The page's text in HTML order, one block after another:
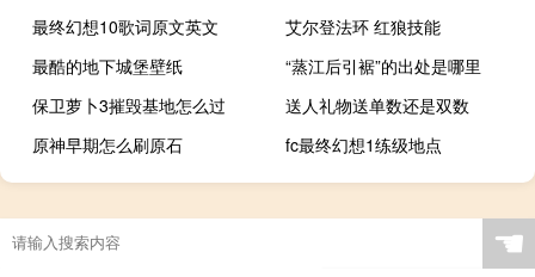
最终幻想10歌词原文英文
艾尔登法环 红狼技能
最酷的地下城堡壁纸
“蒸江后引裾”的出处是哪里
保卫萝卜3摧毁基地怎么过
送人礼物送单数还是双数
原神早期怎么刷原石
fc最终幻想1练级地点
☚